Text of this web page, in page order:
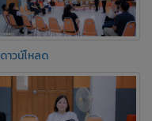
ดาวน์โหลด